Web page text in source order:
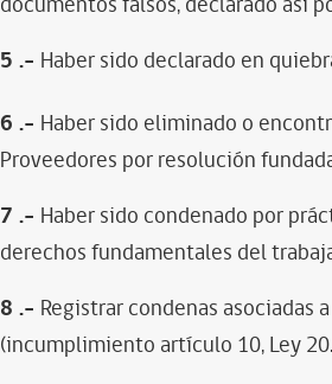
5 .- Haber sido declarado en
6 .- Haber sido eliminado o
Proveedores por resolución
7 .- Haber sido condenado por
derechos fundamentales del
8 .- Registrar condenas asociadas
(incumplimiento artículo 10, Ley